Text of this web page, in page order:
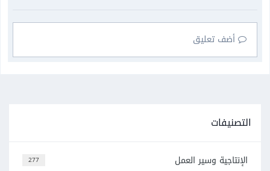
أضف تعليق
التصنيفات
277 الإنتاجية وسير العمل